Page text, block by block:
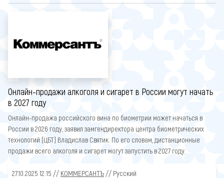
Онлайн-продажи алкоголя и сигарет в России могут начать
в 2027 году
Онлайн-продажа российского вина по биометрии может начаться в
России в 2026 году, заявил замгендиректора центра биометрических
технологий (ЦБТ) Владислав Святик. По его словам, дистанционные
продажи всего алкоголя и сигарет могут запустить в 2027 году.
27.10.2025 12:15 // КОММЕРСАНТЪ // Русский